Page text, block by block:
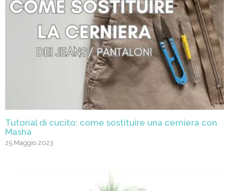
Tutorial di cucito: come sostituire una cerniera con
Masha
25 Maggio 2023